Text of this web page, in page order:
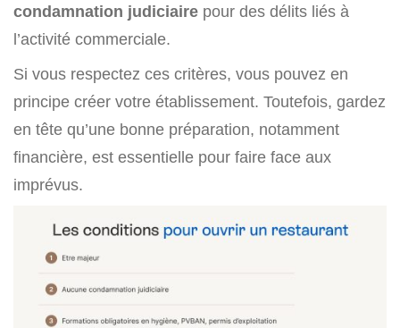
condamnation judiciaire pour des délits liés à
l’activité commerciale.
Si vous respectez ces critères, vous pouvez en
principe créer votre établissement. Toutefois, gardez
en tête qu’une bonne préparation, notamment
financière, est essentielle pour faire face aux
imprévus.